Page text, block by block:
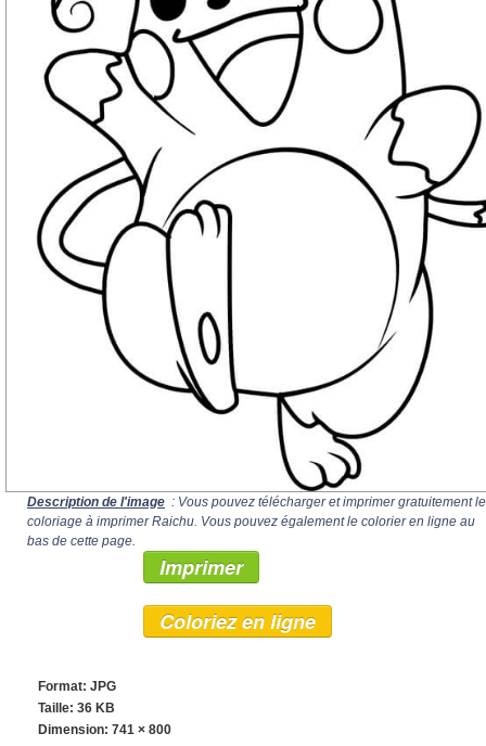
Description de l'image : Vous pouvez télécharger et imprimer gratuitement le
coloriage à imprimer Raichu. Vous pouvez également le colorier en ligne au
bas de cette page.
Imprimer
Coloriez en ligne
Format: JPG
Taille: 36 KB
Dimension: 741 × 800